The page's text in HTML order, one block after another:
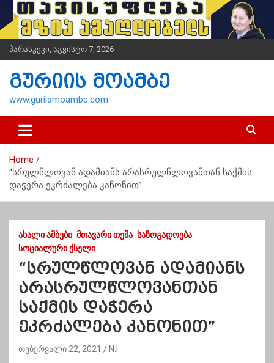
i
t
n
პარასკევი, აგვისტო 7, 2026
გურიის მოამბე
www.guriismoambe.com
Home
“სრულწლოვან ადამიანს არასრულწლოვანთან საქმის
დაჭერა ეკრძალება კანონით”
ᲐᲮᲐᲚᲘ ᲐᲛᲑᲔᲑᲘ ᲛᲗᲐᲕᲐᲠᲘ ᲗᲔᲛᲐ ᲡᲐᲖᲝᲒᲐᲓᲝᲔᲑᲐ
ᲡᲝᲪᲘᲐᲚᲣᲠᲘ ᲥᲡᲔᲚᲘ
“სრულწლოვან ადამიანს
არასრულწლოვანთან
საქმის დაჭერა
ეკრძალება კანონით”
თებერვალი 22, 2021 N.I